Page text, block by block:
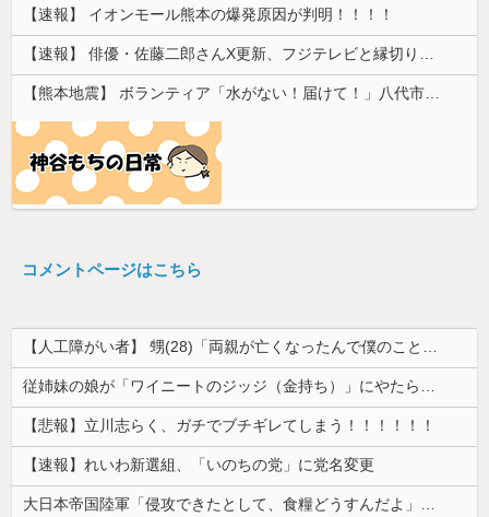
【速報】 イオンモール熊本の爆発原因が判明！！！！
コメントページはこちら
【悲報】立川志らく、ガチでブチギレてしまう！！！！！！
【速報】れいわ新選組、「いのちの党」に党名変更